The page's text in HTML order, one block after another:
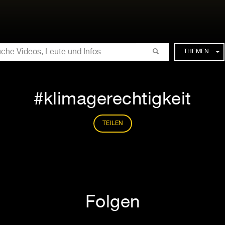
THEMEN
klimagerechtigkeit
TEILEN
Folgen